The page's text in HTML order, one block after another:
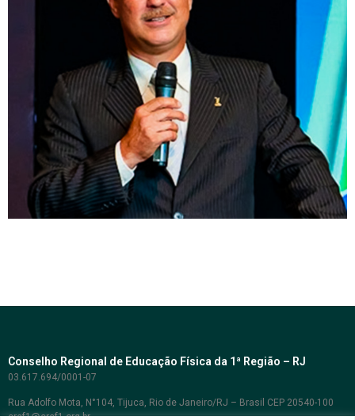
Conselho Regional de Educação Física da 1ª Região – RJ
03.617.694/0001-07
Rua Adolfo Mota, N°104, Tijuca, Rio de Janeiro/RJ – Brasil CEP 20540-100
cref1@cref1.org.br